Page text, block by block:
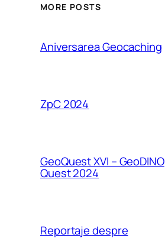
MORE POSTS
Aniversarea Geocaching
ZpC 2024
GeoQuest XVI – GeoDINO
Quest 2024
Reportaje despre